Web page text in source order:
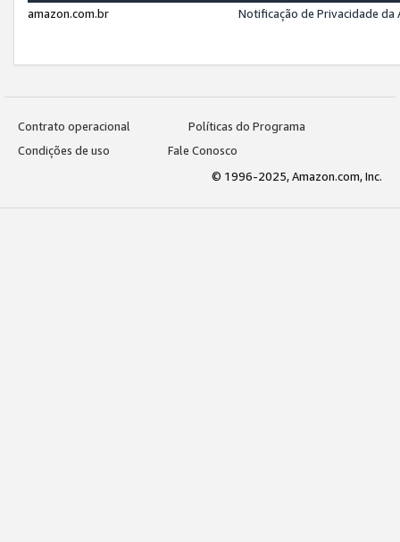
amazon.com.br
Notificação de Privacidade
Contrato operacional
Políticas do Programa
Condições de uso
Fale Conosco
© 1996-2025, Amazon.com, Inc.